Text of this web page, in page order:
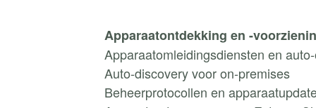
Apparaatontdekking en -
Apparaatomleidingsdiensten en
Auto-discovery voor on-premises
Beheerprotocollen en